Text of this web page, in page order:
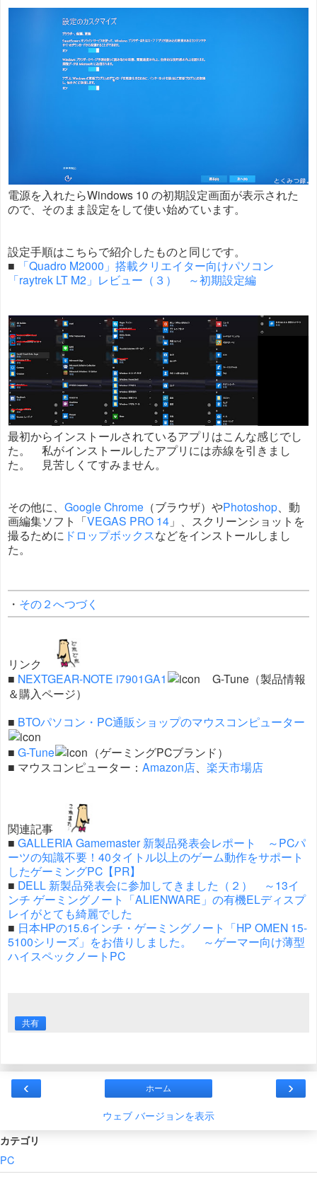
電源を入れたらWindows 10 の初期設定画面が表示された
ので、そのまま設定をして使い始めています。
設定手順はこちらで紹介したものと同じです。
■
「Quadro M2000」搭載クリエイター向けパソコン
「raytrek LT M2」レビュー（３） ～初期設定編
最初からインストールされているアプリはこんな感じでし
た。 私がインストールしたアプリには赤線を引きまし
た。 見苦しくてすみません。
その他に、 Google Chrome （ブラウザ）やPhotoshop 、動
画編集ソフト「VEGAS PRO 14 」、スクリーンショットを
撮るために ドロップボックスなどをインストールしまし
た。
・ その２へつづく
リンク
■ NEXTGEAR-NOTE i7901GA1
G-Tune（製品情報
＆購入ページ）
■ BTOパソコン・PC通販ショップのマウスコンピューター
■ G-Tune
（ゲーミングPCブランド）
■ マウスコンピューター： Amazon店 楽天市場店
関連記事
■ GALLERIA Gamemaster 新製品発表会レポート ～PCパ
ーツの知識不要！40タイトル以上のゲーム動作をサポート
したゲーミングPC【PR】
■ DELL 新製品発表会に参加してきました（２） ～13イ
ンチ ゲーミングノート「ALIENWARE」の有機ELディスプ
レイがとても綺麗でした
■ 日本HPの15.6インチ・ゲーミングノート「HP OMEN 15-
5100シリーズ」をお借りしました。 ～ゲーマー向け薄型
ハイスペックノートPC
共有
‹ ›
ホーム
ウェブ バージョンを表示
カテゴリ
PC